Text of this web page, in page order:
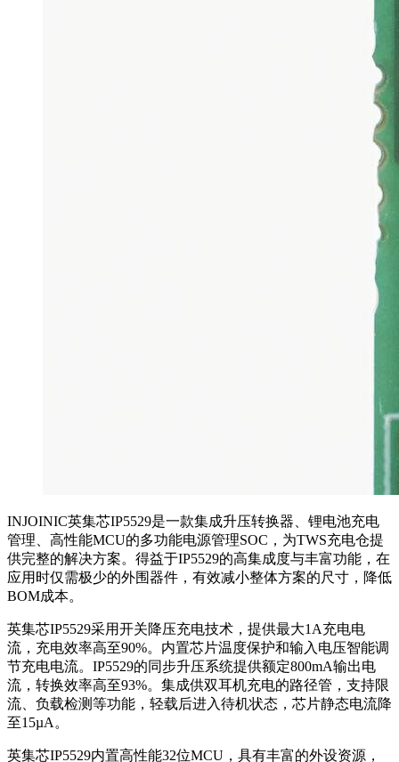
INJOINIC英集芯IP5529是一款集成升压转换器、锂电池充电
管理、高性能MCU的多功能电源管理SOC，为TWS充电仓提
供完整的解决方案。得益于IP5529的高集成度与丰富功能，在
应用时仅需极少的外围器件，有效减小整体方案的尺寸，降低
BOM成本。
英集芯IP5529采用开关降压充电技术，提供最大1A充电电
流，充电效率高至90%。内置芯片温度保护和输入电压智能调
节充电电流。IP5529的同步升压系统提供额定800mA输出电
流，转换效率高至93%。集成供双耳机充电的路径管，支持限
流、负载检测等功能，轻载后进入待机状态，芯片静态电流降
至15µA。
英集芯IP5529内置高性能32位MCU，具有丰富的外设资源，